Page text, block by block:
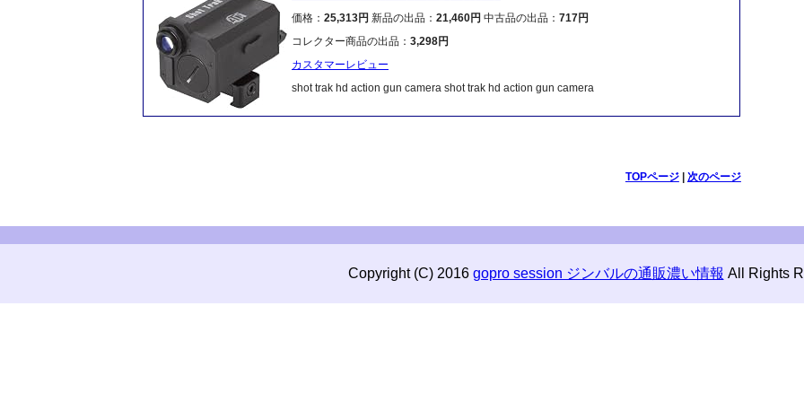
価格： 25,313円 新品の出品： 21,460円 中古品の出品： 717円
コレクター商品の出品： 3,298円
カスタマーレビュー
shot trak hd action gun camera shot trak hd action gun camera
TOPページ| 次のページ
Copyright (C) 2016 gopro session ジンバルの通販濃い情報 All Rights